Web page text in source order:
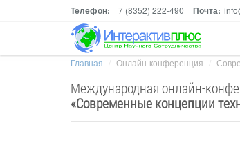
Телефон: +7 (8352) 222-490 Почта:
Главная Онлайн-конференция
Международная онлайн-
«Современные концепции